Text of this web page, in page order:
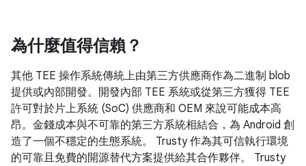
為什麼值得信賴？
其他 TEE 操作系統傳統上由第三方供應商作為二進制 blob
提供或內部開發。開發內部 TEE 系統或從第三方獲得 TEE
許可對於片上系統 (SoC) 供應商和 OEM 來說可能成本高
昂。金錢成本與不可靠的第三方系統相結合，為 Android 創
造了一個不穩定的生態系統。 Trusty 作為其可信執行環境
的可靠且免費的開源替代方案提供給其合作夥伴。 Trusty